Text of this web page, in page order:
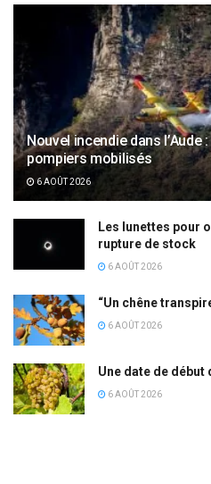
Nouvel incendie dans l’Aude
pompiers mobilisés
6 AOÛT 2026
Les lunettes pour
rupture de stock
6 AOÛT 2026
“Un chêne
6 AOÛT 2026
Une date de
6 AOÛT 2026